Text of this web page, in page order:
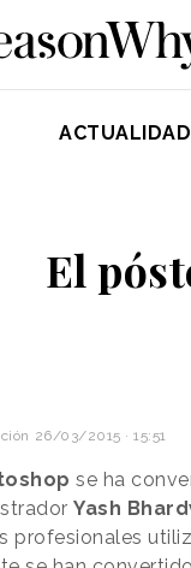
ACTUALIDAD
El
26/03/2015 · 15:51
se ha
Yash
profesionales